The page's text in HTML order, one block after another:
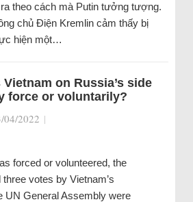
theo cách mà Putin tưởng tượng.
chủ Điện Kremlin cảm thấy bị
hiện một…
Vietnam on Russia’s side
force or voluntarily?
04/2022 |
forced or volunteered, the
votes by Vietnam’s
UN General Assembly were